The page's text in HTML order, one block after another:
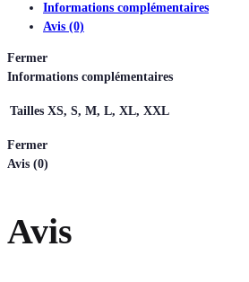
Informations complémentaires
Avis (0)
Fermer
Informations complémentaires
Tailles XS, S, M, L, XL, XXL
Fermer
Avis (0)
Avis